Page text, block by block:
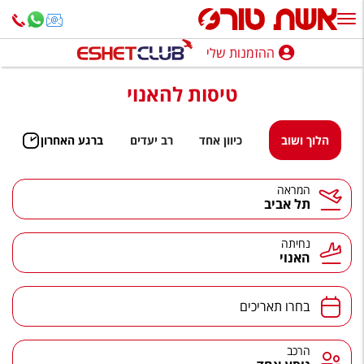
ההזמנות שלי
חופשה לפי סגנון
מלונות באילת
טיולים מאורגנים
סגנונות טיול
חבילות נופש
הרגע האחרון
חבילות בריאות וספא
ההזמנות שלי
טיסות להאנוי
הלוך ושוב כיוון אחד רב יעדים ברגע האחרון
המראה
תל אביב
נחיתה
האנוי
בחרו תאריכים
הרכב